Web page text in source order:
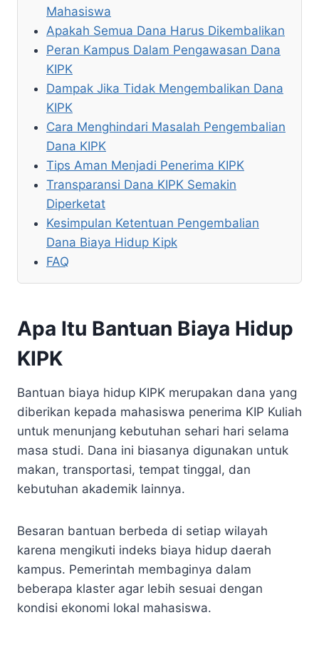
Mahasiswa
Apakah Semua Dana Harus Dikembalikan
Peran Kampus Dalam Pengawasan Dana
KIPK
Dampak Jika Tidak Mengembalikan Dana
KIPK
Cara Menghindari Masalah Pengembalian
Dana KIPK
Tips Aman Menjadi Penerima KIPK
Transparansi Dana KIPK Semakin
Diperketat
Kesimpulan Ketentuan Pengembalian
Dana Biaya Hidup Kipk
FAQ
Apa Itu Bantuan Biaya Hidup
KIPK
Bantuan biaya hidup KIPK merupakan dana yang
diberikan kepada mahasiswa penerima KIP Kuliah
untuk menunjang kebutuhan sehari hari selama
masa studi. Dana ini biasanya digunakan untuk
makan, transportasi, tempat tinggal, dan
kebutuhan akademik lainnya.
Besaran bantuan berbeda di setiap wilayah
karena mengikuti indeks biaya hidup daerah
kampus. Pemerintah membaginya dalam
beberapa klaster agar lebih sesuai dengan
kondisi ekonomi lokal mahasiswa.